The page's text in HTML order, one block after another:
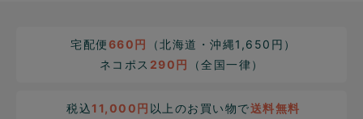
宅配便660円
（北海道・沖縄1,650円）
ネコポス 290円 （全国一律）
税込11,000円 以上のお買い物で送料無料